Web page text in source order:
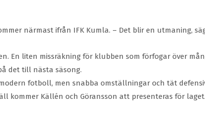
närmast ifrån IFK Kumla. – Det blir en utmaning,
En liten missräkning för klubben som förfogar över
det till nästa säsong.
fotboll, men snabba omställningar och tät
kommer Källén och Göransson att presenteras för laget.